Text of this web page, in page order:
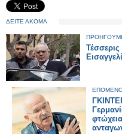
ΔΕΙΤΕ ΑΚΟΜΑ